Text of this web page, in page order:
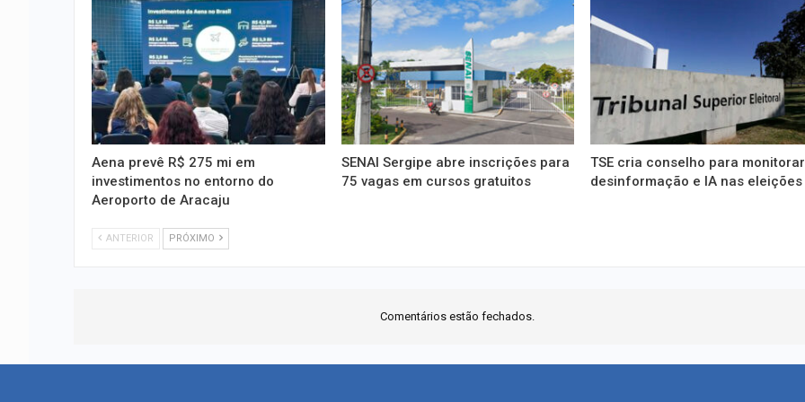
Aena prevê R$ 275 mi em
investimentos no entorno do
Aeroporto de Aracaju
SENAI Sergipe abre inscrições para
75 vagas em cursos gratuitos
TSE cria conselho para monitorar
desinformação e IA nas eleições
ANTERIOR PRÓXIMO
Comentários estão fechados.